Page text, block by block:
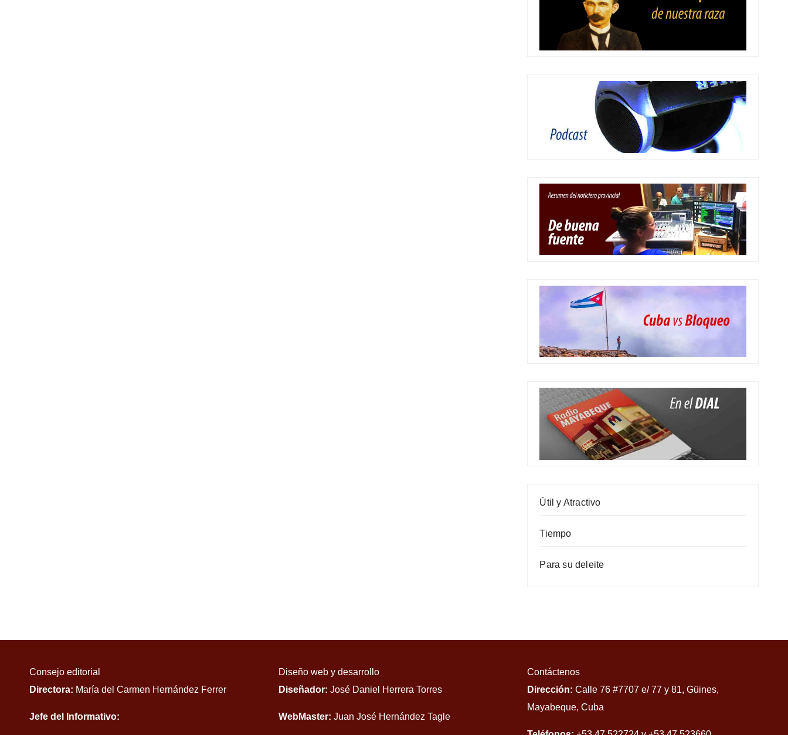
Útil y Atractivo
Tiempo
Para su deleite
Consejo editorial
Directora: María del Carmen Hernández Ferrer
Jefe del Informativo:
Diseño web y desarrollo
Diseñador: José Daniel Herrera Torres
WebMaster: Juan José Hernández Tagle
Contáctenos
Dirección: Calle 76 #7707 e/ 77 y 81, Güines,
Mayabeque, Cuba